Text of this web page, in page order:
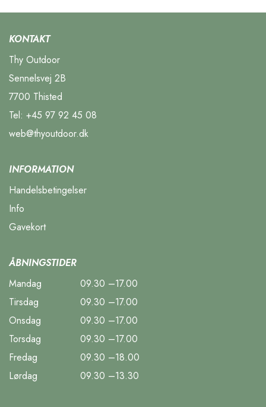
KONTAKT
Thy Outdoor
Sennelsvej 2B
7700 Thisted
Tel: +45 97 92 45 08
web@thyoutdoor.dk
INFORMATION
Handelsbetingelser
Info
Gavekort
ÅBNINGSTIDER
Mandag
09.30 –17.00
Tirsdag
09.30 –17.00
Onsdag
09.30 –17.00
Torsdag
09.30 –17.00
Fredag
09.30 –18.00
Lørdag
09.30 –13.30